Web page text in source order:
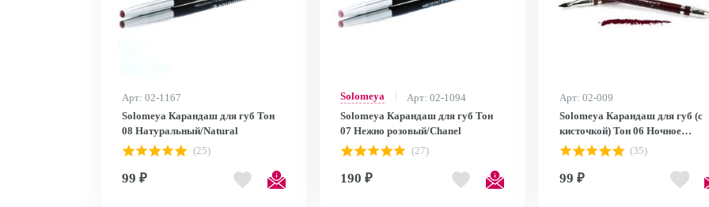
Арт: 02-1167
Solomeya Карандаш для губ Тон
08 Натуральный/Natural
(25)
99 ₽
Solomeya
Арт: 02-1094
Solomeya Карандаш для губ Тон
07 Нежно розовый/Chanel
(27)
190 ₽
Арт: 02-009
Solomeya Карандаш для губ (с
кисточкой) Тон 06 Ночное
вино/Midnight Wine
(35)
99 ₽